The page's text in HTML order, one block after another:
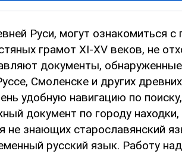
Руси, могут ознакомиться
грамот XI-XV веков, не
документы,
Смоленске и других
удобную навигацию по
документ по городу
не знающих старославянский
русский язык. Работу